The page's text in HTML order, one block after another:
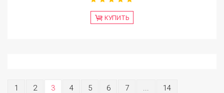
КУПИТЬ
1 2 3 4 5 6 7 ... 14